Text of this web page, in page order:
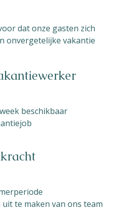
NL FR EN
dat onze gasten zich
onvergetelijke vakantie
beschikbaar
te maken van ons team